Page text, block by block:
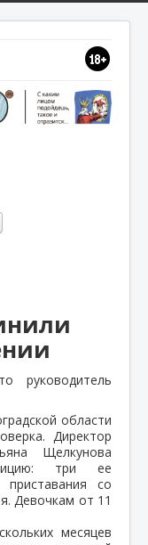
руководитель
области
Директор
Щелкунова
три ее
со
Девочкам от 11
месяцев